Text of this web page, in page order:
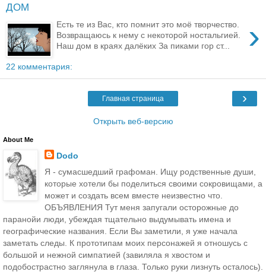
ДОМ
›
Есть те из Вас, кто помнит это моё творчество.
Возвращаюсь к нему с некоторой ностальгией.
Наш дом в краях далёких За пиками гор ст...
22 комментария:
›
Главная страница
Открыть веб-версию
About Me
Dodo
Я - сумасшедший графоман. Ищу родственные души,
которые хотели бы поделиться своими сокровищами, а
может и создать всем вместе неизвестно что.
ОБЪЯВЛЕНИЯ Тут меня запугали осторожные до
паранойи люди, убеждая тщательно выдумывать имена и
географические названия. Если Вы заметили, я уже начала
заметать следы. К прототипам моих персонажей я отношусь с
большой и нежной симпатией (завиляла я хвостом и
подобострастно заглянула в глаза. Только руки лизнуть осталось).